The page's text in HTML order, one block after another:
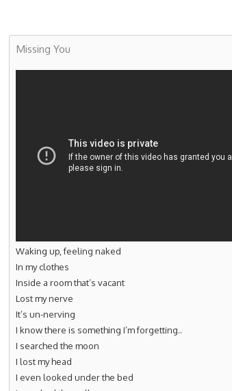
Missing You
Waking up, feeling naked
In my clothes
Inside a room that’s vacant
Lost my nerve
It’s un-nerving
I know there is something I’m forgetting..
I searched the moon
I lost my head
I even looked under the bed